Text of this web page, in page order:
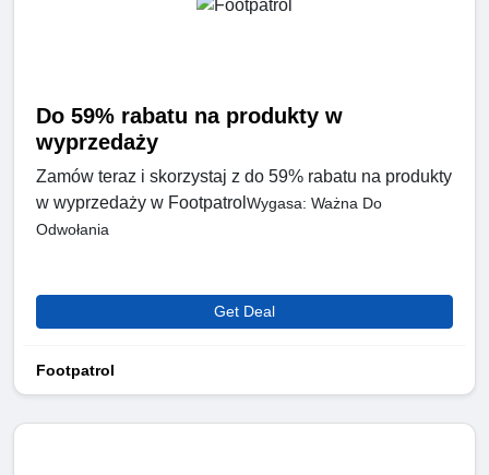
Do 59% rabatu na produkty w
wyprzedaży
Zamów teraz i skorzystaj z do 59% rabatu na produkty
w wyprzedaży w Footpatrol Wygasa: Ważna Do
Odwołania
Get Deal
Footpatrol